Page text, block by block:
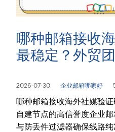
哪种邮箱接收
最稳定？外贸
2026-07-30 企业邮箱哪家好
哪种邮箱接收海外社媒验
自建节点的高信誉度企业
与防丢件过滤器确保线路